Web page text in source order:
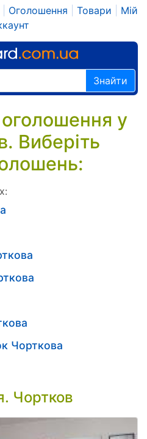
Оголошення Товари
Мій
Знайти
у
Виберіть
Чорткова
Чортков